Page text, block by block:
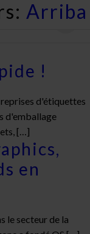
Arriba
!
d'étiquettes
d'emballage
[…]
en
le secteur de la